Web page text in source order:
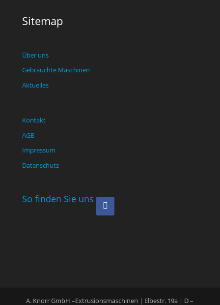
Sitemap
Über uns
Gebrauchte Maschinen
Aktuelles
Kontakt
AGB
Impressum
Datenschutz
So finden Sie uns
A. Knorr GmbH –Extrusionsmaschinen | Elbestr. 19a | D –